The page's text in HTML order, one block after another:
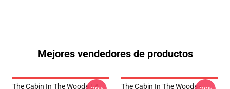
Mejores vendedores de productos
The Cabin In The Woods LA
The Cabin In The Woods -